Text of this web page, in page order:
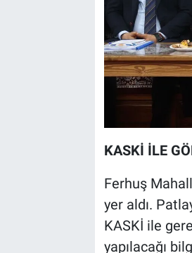
KASKİ İLE
Ferhuş
yer aldı.
KASKİ ile
yapılacağı